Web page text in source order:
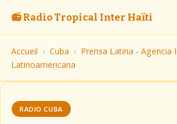
📻 Radio Tropical Inter Haïti
Accueil › Cuba › Prensa Latina - Agencia
Latinoamericana
RADIO CUBA